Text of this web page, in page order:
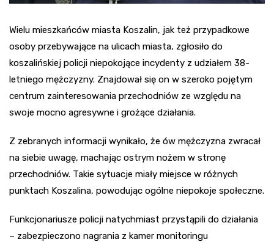
Wielu mieszkańców miasta Koszalin, jak też przypadkowe
osoby przebywające na ulicach miasta, zgłosiło do
koszalińskiej policji niepokojące incydenty z udziałem 38-
letniego mężczyzny. Znajdował się on w szeroko pojętym
centrum zainteresowania przechodniów ze względu na
swoje mocno agresywne i grożące działania.
Z zebranych informacji wynikało, że ów mężczyzna zwracał
na siebie uwagę, machając ostrym nożem w stronę
przechodniów. Takie sytuacje miały miejsce w różnych
punktach Koszalina, powodując ogólne niepokoje społeczne.
Funkcjonariusze policji natychmiast przystąpili do działania
– zabezpieczono nagrania z kamer monitoringu